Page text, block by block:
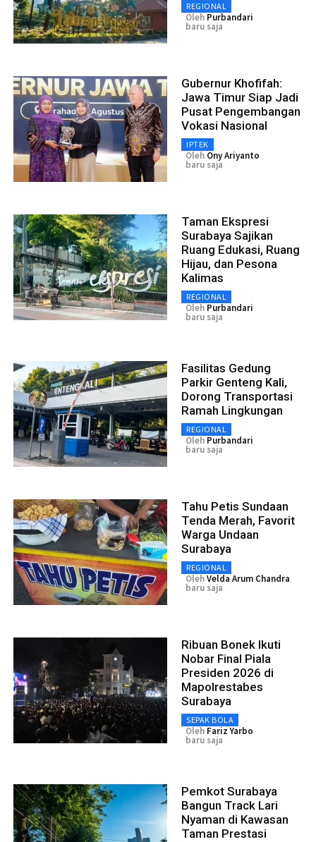
REGIONAL
Oleh Purbandari
baru saja
Gubernur Khofifah:
Jawa Timur Siap Jadi
Pusat Pengembangan
Vokasi Nasional
IPTEK
Oleh Ony Ariyanto
baru saja
Taman Ekspresi
Surabaya Sajikan
Ruang Edukasi, Ruang
Hijau, dan Pesona
Kalimas
REGIONAL
Oleh Purbandari
baru saja
Fasilitas Gedung
Parkir Genteng Kali,
Dorong Transportasi
Ramah Lingkungan
REGIONAL
Oleh Purbandari
baru saja
Tahu Petis Sundaan
Tenda Merah, Favorit
Warga Undaan
Surabaya
REGIONAL
OlehVelda Arum Chandra
baru saja
Ribuan Bonek Ikuti
Nobar Final Piala
Presiden 2026 di
Mapolrestabes
Surabaya
SEPAK BOLA
Oleh Fariz Yarbo
baru saja
Pemkot Surabaya
Bangun Track Lari
Nyaman di Kawasan
Taman Prestasi